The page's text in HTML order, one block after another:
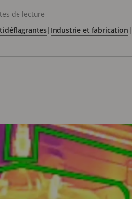
de lecture
| Industrie et fabrication |